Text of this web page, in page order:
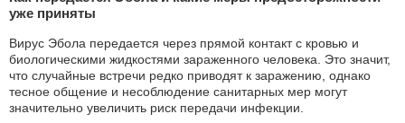
уже приняты
Вирус Эбола передается через прямой контакт с кровью и
биологическими жидкостями зараженного человека. Это значит,
что случайные встречи редко приводят к заражению, однако
тесное общение и несоблюдение санитарных мер могут
значительно увеличить риск передачи инфекции.